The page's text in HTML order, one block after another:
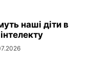
наші діти в